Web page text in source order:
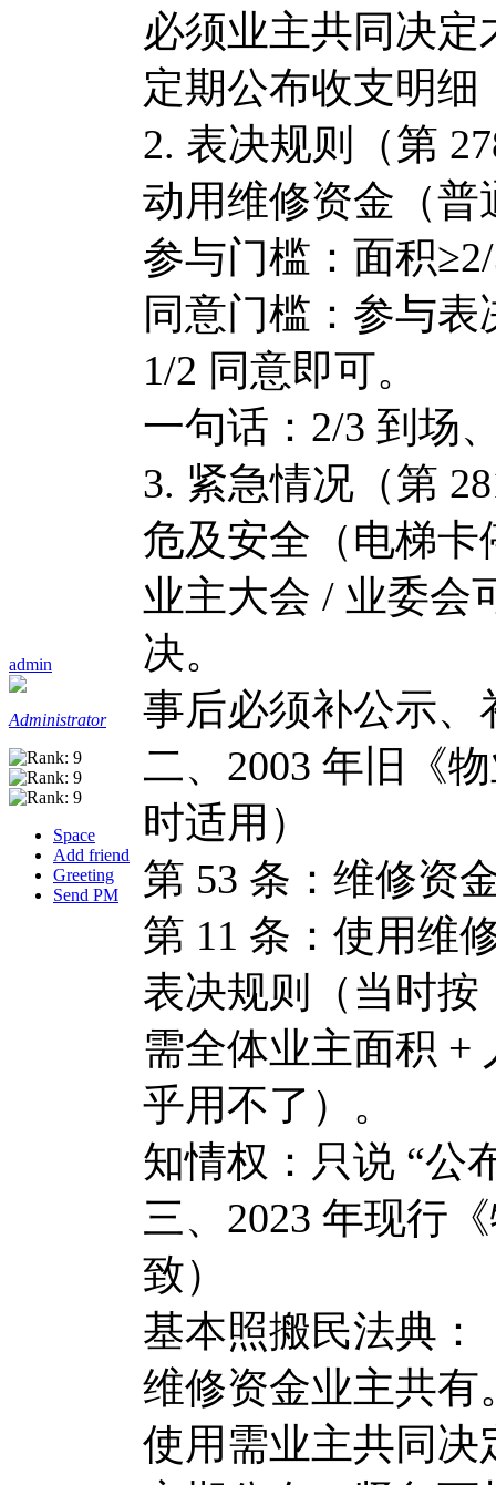
admin
Administrator
Space
Add friend
Greeting
Send PM
必须业主共同决定
定期公布收支明
2. 表决规则（第
动用维修资金（普
参与门槛：面积
同意门槛：参与表
1/2 同意即可。
一句话：2/3 到场
3. 紧急情况（第
危及安全（电梯卡
业主大会 / 业委会
决。
事后必须补公示、
二、2003 年旧《
时适用）
第 53 条：维修资
第 11 条：使用维
表决规则（当时按
需全体业主面积 +
乎用不了）。
知情权：只说 “公
三、2023 年现行
致）
基本照搬民法典：
维修资金业主共有
使用需业主共同决